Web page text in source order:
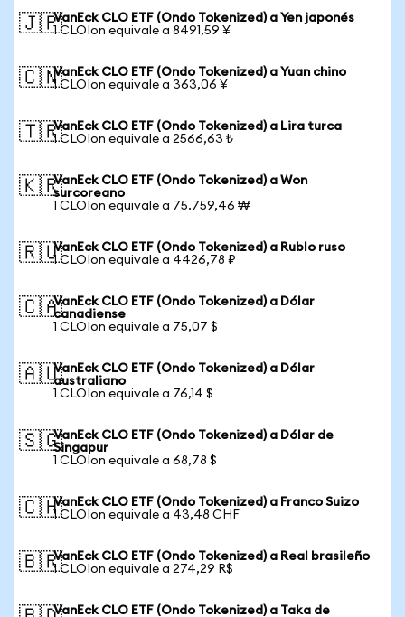
🇯🇵VanEck CLO ETF (Ondo Tokenized) a Yen japonés
1 CLOIon equivale a 8491,59 ¥
🇨🇳VanEck CLO ETF (Ondo Tokenized) a Yuan chino
1 CLOIon equivale a 363,06 ¥
🇹🇷VanEck CLO ETF (Ondo Tokenized) a Lira turca
1 CLOIon equivale a 2566,63 ₺
🇰🇷VanEck CLO ETF (Ondo Tokenized) a Won
surcoreano
1 CLOIon equivale a 75.759,46 ₩
🇷🇺VanEck CLO ETF (Ondo Tokenized) a Rublo ruso
1 CLOIon equivale a 4426,78 ₽
🇨🇦VanEck CLO ETF (Ondo Tokenized) a Dólar
canadiense
1 CLOIon equivale a 75,07 $
🇦🇺VanEck CLO ETF (Ondo Tokenized) a Dólar
australiano
1 CLOIon equivale a 76,14 $
🇸🇬VanEck CLO ETF (Ondo Tokenized) a Dólar de
Singapur
1 CLOIon equivale a 68,78 $
🇨🇭VanEck CLO ETF (Ondo Tokenized) a Franco Suizo
1 CLOIon equivale a 43,48 CHF
🇧🇷VanEck CLO ETF (Ondo Tokenized) a Real brasileño
1 CLOIon equivale a 274,29 R$
VanEck CLO ETF (Ondo Tokenized) a Taka de